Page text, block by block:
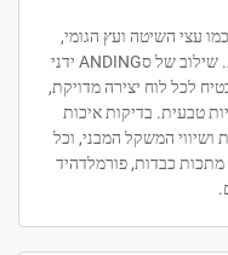
המוצרים מיוצרים מעץ גוף מאומת FSC כמו עצי השיטה ועץ הגומי,
שמקורם ביערות הנוהלים בצורה אחראית. שילוב של סANDING ידני
לכל לוח יצירה מדויקת,
טבעית. בדיקות איכות
המשקל המבני, וכל
כבדות, פורמלדהיד